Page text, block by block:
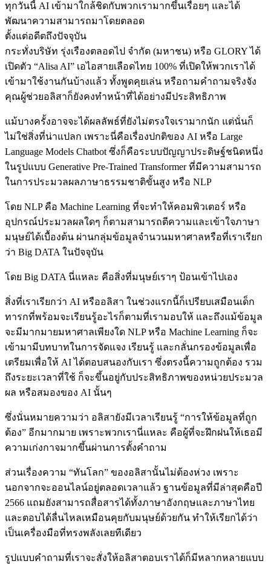
ทุกวันนี้ AI เข้ามาใกล้ชิดกับพวกเรามากขึ้นเรื่อยๆ และได้
พัฒนาความสามารถมาโดยตลอด
ตั้งแต่อดีตถึงปัจจุบัน
กระทั่งบริษัท รุ่งเรืองตลอดไป จำกัด (มหาชน) หรือ GLORY ได้
เปิดตัว “Alisa AI” เอไอสายเลือดไทย 100% ที่เปิดให้พวกเราได้
เข้ามาใช้งานกันบ้างแล้ว ทั้งพูดคุยเล่น หรือถามคำถามจริงจัง
คุณผู้ช่วยอลิสาก็ยังคงทำหน้าที่ได้อย่างมีประสิทธิภาพ
แม้บางครั้งอาจจะได้ผลลัพธ์ที่ยังไม่ตรงใจเรามากนัก แต่นั่นก็
ไม่ใช่สิ่งที่น่าแปลก เพราะนี่คือเรื่องปกติของ AI หรือ Large
Language Models Chatbot ซึ่งก็คือระบบปัญญาประดิษฐ์ชนิดหนึ่ง
ในรูปแบบ Generative Pre-Trained Transformer ที่มีความสามารถ
ในการประมวลผลภาษาธรรมชาติขั้นสูง หรือ NLP
โดย NLP คือ Machine Learning ที่จะทำให้คอมพิวเตอร์ หรือ
อุปกรณ์ประมวลผลใดๆ ก็ตามสามารถตีความและเข้าใจภาษา
มนุษย์ได้เบื้องต้น ผ่านกลุ่มข้อมูลจำนวนมหาศาลหรือที่เราเรียก
ว่า Big DATA ในปัจจุบัน
โดย Big DATA นี่แหละ คือสิ่งที่มนุษย์เราๆ ป้อนเข้าไปเอง
สิ่งที่เราเรียกว่า AI หรืออลิสา ในช่วงแรกนี้ก็เปรียบเสมือนเด็ก
ทารกที่พร้อมจะเรียนรู้อะไรก็ตามที่เรามอบให้ และถึงแม้ข้อมูล
จะมีมากมายมหาศาลเพียงใด NLP หรือ Machine Learning ก็จะ
เข้ามามีบทบาทในการจัดแจง เรียนรู้ และกลั่นกรองข้อมูลเพื่อ
เตรียมเพื่อให้ AI ได้ตอบสนองกับเรา ซึ่งตรงนี้ความถูกต้อง รวม
ถึงระยะเวลาที่ใช้ ก็จะขึ้นอยู่กับประสิทธิภาพของหน่วยประมวล
ผล หรือสมองของ AI นั้นๆ
ซึ่งนั่นหมายความว่า อลิสายังมีเวลาเรียนรู้ “การให้ข้อมูลที่ถูก
ต้อง” อีกมากมาย เพราะพวกเรานี่แหละ คือผู้ที่จะฝึกฝนให้เธอมี
ความเก่งกาจมากขึ้นผ่านการตั้งคำถาม
ส่วนเรื่องความ “ทันโลก” ของอลิสานั้นไม่ต้องห่วง เพราะ
นอกจากจะออนไลน์อยู่ตลอดเวลาแล้ว ฐานข้อมูลที่มีล่าสุดคือปี
2566 แถมยังสามารถสื่อสารได้ทั้งภาษาอังกฤษและภาษาไทย
และตอบได้ลื่นไหลเหมือนคุยกับมนุษย์ด้วยกัน ทำให้เรียกได้ว่า
เป็นเครื่องมือที่ทรงพลังเลยทีเดียว
รูปแบบคำถามที่เราจะสั่งให้อลิสาตอบเราได้ก็มีหลากหลายแบบ